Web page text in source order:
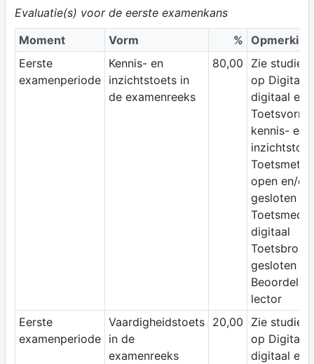
Evaluatie(s) voor de eerste examenkans
Moment
Vorm % Opmerking
Eerste
examenperiode
Kennis- en
inzichtstoets in
de examenreeks
80,00
Zie
op Digitap;
digitaal
Toetsvorm:
kennis- en
open en/of
gesloten
digitaal
Toetsbron:
gesloten
lector
Eerste
examenperiode
Vaardigheidstoets
in de
examenreeks
20,00
Zie
op Digitap;
digitaal